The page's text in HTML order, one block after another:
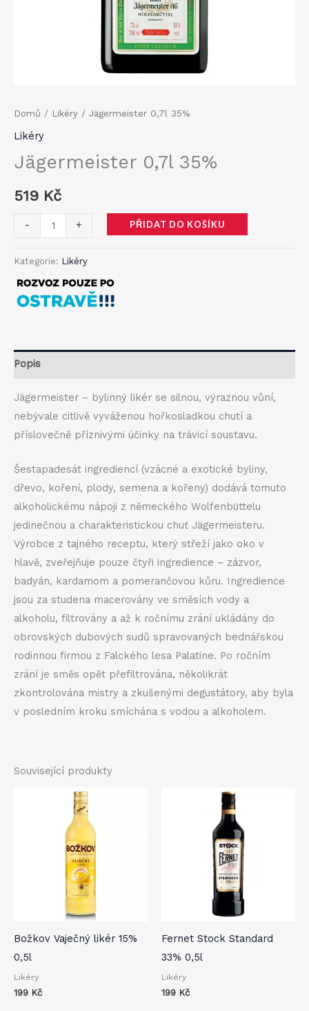
Domů / Likéry / Jägermeister 0,7l 35%
Likéry
Jägermeister 0,7l 35%
519 Kč
-
Jägermeister
35%
množství
+ PŘIDAT DO KOŠÍKU
Kategorie: Likéry
Popis
Jägermeister – bylinný likér se silnou, výraznou vůní,
nebývale citlivě vyváženou hořkosladkou chutí a
příslovečně příznivými účinky na trávicí soustavu.
Šestapadesát ingrediencí (vzácné a exotické byliny,
dřevo, koření, plody, semena a kořeny) dodává tomuto
alkoholickému nápoji z německého Wolfenbüttelu
jedinečnou a charakteristickou chuť Jägermeisteru.
Výrobce z tajného receptu, který střeží jako oko v
hlavě, zveřejňuje pouze čtyři ingredience – zázvor,
badyán, kardamom a pomerančovou kůru. Ingredience
jsou za studena macerovány ve směsích vody a
alkoholu, filtrovány a až k ročnímu zrání ukládány do
obrovských dubových sudů spravovaných bednářskou
rodinnou firmou z Falckého lesa Palatine. Po ročním
zrání je směs opět přefiltrována, několikrát
zkontrolována mistry a zkušenými degustátory, aby byla
v posledním kroku smíchána s vodou a alkoholem.
Související produkty
Božkov Vaječný likér 15%
0,5l
Likéry
199 Kč
Fernet Stock Standard
33% 0,5l
Likéry
199 Kč